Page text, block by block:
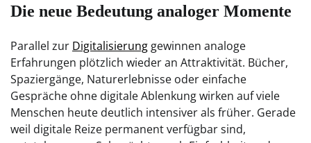
Die neue Bedeutung analoger Momente
Parallel zur Digitalisierung gewinnen analoge
Erfahrungen plötzlich wieder an Attraktivität. Bücher,
Spaziergänge, Naturerlebnisse oder einfache
Gespräche ohne digitale Ablenkung wirken auf viele
Menschen heute deutlich intensiver als früher. Gerade
weil digitale Reize permanent verfügbar sind,